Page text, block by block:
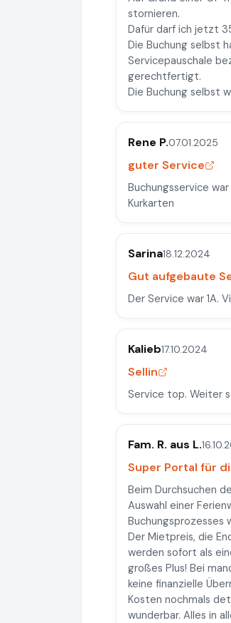
stornieren.
Dafür darf ich jetzt
Die Buchung selbst
Servicepauschale
gerechtfertigt.
Die Buchung selbst
Rene P.07.01.2025
guter Service
Buchungsservice
Kurkarten
Sarina18.12.2024
Gut aufgebaute
Der Service war 1A.
Kalieb17.10.2024
Sellin
Service top. Weiter
Fam. R. aus L.
Super Portal für
Beim Durchsuchen
Auswahl einer
Der Mietpreis, die
werden sofort als
großes Plus! Bei
keine finanzielle
Kosten nochmals
wunderbar. Alles in